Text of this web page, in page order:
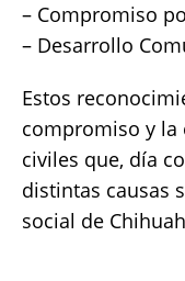
– Compromiso
– Desarrollo
Estos
compromiso y la
civiles que, día
distintas causas
social de